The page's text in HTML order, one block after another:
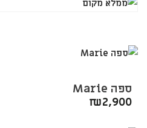
ספה Marie
₪2,900